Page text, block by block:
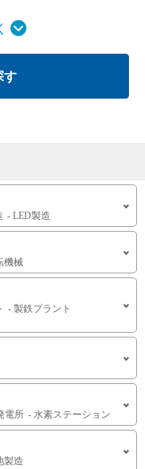
以上
整可
真空
6.3
6.35
15
17.8
50 50.8
61.1
す
LED製造
機械
製鉄プラント
電所 水素ステーション
製造